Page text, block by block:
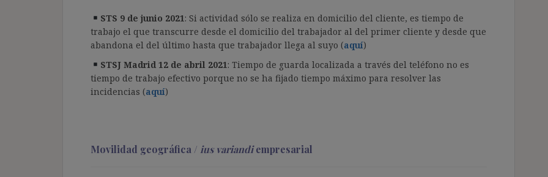
STS 9 de junio 2021: Si actividad sólo se realiza en domicilio del cliente, es tiempo de
trabajo el que transcurre desde el domicilio del trabajador al del primer cliente y desde que
abandona el del último hasta que trabajador llega al suyo (aquí)
STSJ Madrid 12 de abril 2021: Tiempo de guarda localizada a través del teléfono no es
tiempo de trabajo efectivo porque no se ha fijado tiempo máximo para resolver las
incidencias (aquí)
Movilidad geográfica / ius variandiempresarial